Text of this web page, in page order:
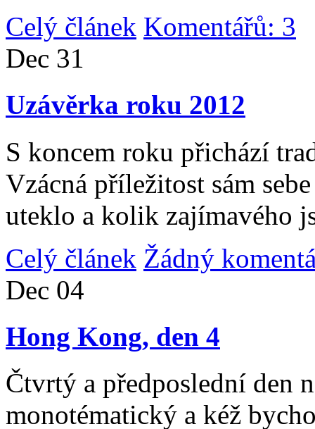
Celý článek Komentářů: 3
Dec 31
Uzávěrka roku 2012
S koncem roku přichází
Vzácná příležitost sám
uteklo a kolik zajímavého
Celý článek Žádný
Dec 04
Hong Kong, den 4
Čtvrtý a předposlední den
monotématický a kéž